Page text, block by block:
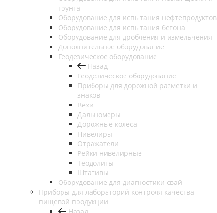
грунта
Оборудование для испытания нефтепродуктов
Оборудование для испытания бетона
Оборудование для дробления и измельчения
Дополнительное оборудование
Геодезическое оборудование
Назад
Геодезическое оборудование
Приборы для дорожной разметки и
знаков
Вехи
Дальномеры
Дорожные колеса
Нивелиры
Отражатели
Рейки нивелирные
Теодолиты
Штативы
Оборудование для диагностики свай
Приборы для лабораторий контроля качества
пищевой продукции